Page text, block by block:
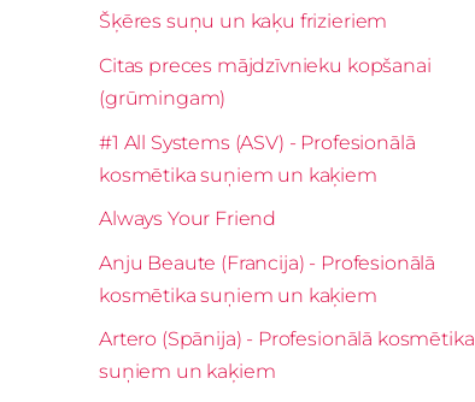
Šķēres suņu un kaķu frizieriem
Citas preces mājdzīvnieku kopšanai
(grūmingam)
#1 All Systems (ASV) - Profesionālā
kosmētika suņiem un kaķiem
Always Your Friend
Anju Beaute (Francija) - Profesionālā
kosmētika suņiem un kaķiem
Artero (Spānija) - Profesionālā kosmētika
suņiem un kaķiem